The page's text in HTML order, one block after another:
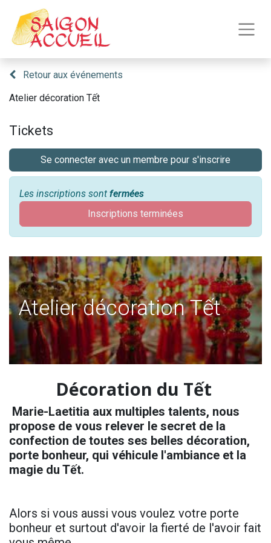
Retour aux événements
Atelier décoration Tết
Tickets
Se connecter avec un membre pour s'inscrire
Les inscriptions sont fermées
Inscriptions terminées
Atelier décoration Tết
Décoration du Tết
Marie-Laetitia aux multiples talents, nous
propose de vous relever le secret de la
confection de toutes ses belles décoration,
porte bonheur, qui véhicule l'ambiance et la
magie du Tết.
Alors si vous aussi vous voulez votre porte
bonheur et surtout d'avoir la fierté de l'avoir fait